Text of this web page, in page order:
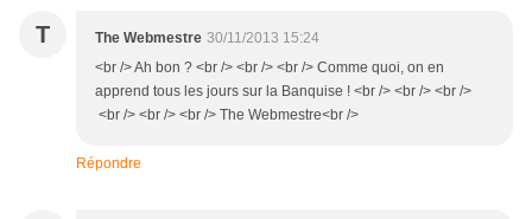
T The Webmestre 30/11/2013 15:24
<br /> Ah bon ? <br /> <br /> <br /> Comme quoi, on en
apprend tous les jours sur la Banquise ! <br /> <br /> <br />
<br /> <br /> <br /> The Webmestre<br />
Répondre